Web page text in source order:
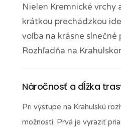
Nielen Kremnické vrchy
krátkou prechádzkou
voľba na krásne slnečné
Rozhľadňa na
Náročnosť a dĺžka
Pri výstupe na Krahulskú
možnosti. Prvá je vyraziť